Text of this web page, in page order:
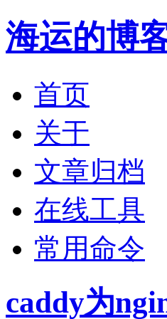
海运的博
首页
关于
文章归档
在线工具
常用命令
caddy为